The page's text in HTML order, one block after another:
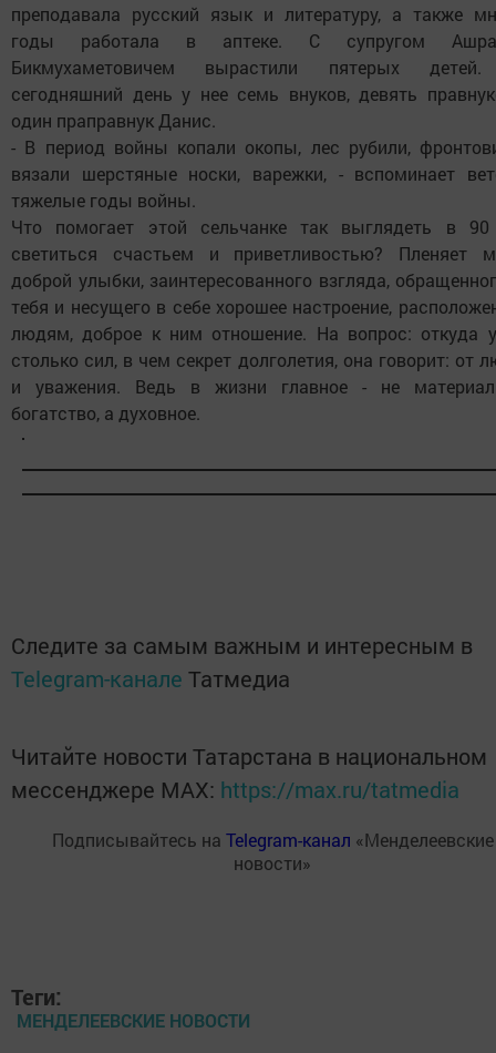
преподавала русский язык и литературу, а также
годы работала в аптеке. С супругом
Бикмухаметовичем вырастили пятерых
сегодняшний день у нее семь внуков, девять
один праправнук Данис.
- В период войны копали окопы, лес рубили,
вязали шерстяные носки, варежки, - вспоминает
тяжелые годы войны.
Что помогает этой сельчанке так выглядеть в 90
светиться счастьем и приветливостью? Пленяет
доброй улыбки, заинтересованного взгляда,
тебя и несущего в себе хорошее настроение,
людям, доброе к ним отношение. На вопрос: откуда
столько сил, в чем секрет долголетия, она говорит: от
и уважения. Ведь в жизни главное - не
богатство, а духовное.
Следите за самым важным и интересным в
Telegram-канале Татмедиа
Читайте новости Татарстана в национальном
мессенджере MАХ: https://max.ru/tatmedia
Подписывайтесь на Telegram-канал «Менделеевские
новости»
Теги:
МЕНДЕЛЕЕВСКИЕ НОВОСТИ